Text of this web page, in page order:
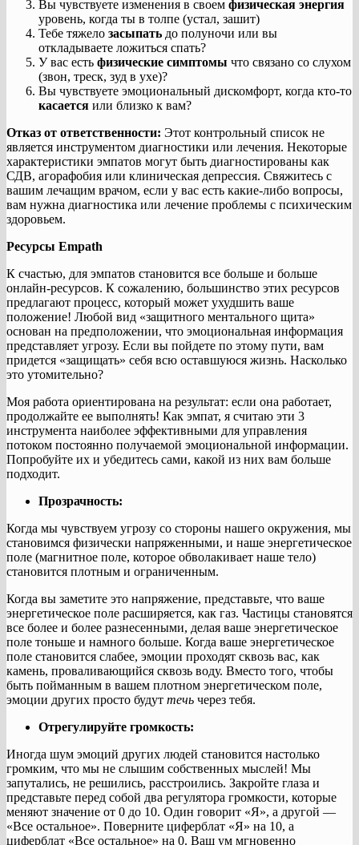
Вы чувствуете изменения в своем физическая энергия
уровень, когда ты в толпе (устал, зашит)
Тебе тяжело засыпать до полуночи или вы
откладываете ложиться спать?
У вас есть физические симптомы что связано со слухом
(звон, треск, зуд в ухе)?
Вы чувствуете эмоциональный дискомфорт, когда кто-то
касается или близко к вам?
Отказ от ответственности: Этот контрольный список не
является инструментом диагностики или лечения. Некоторые
характеристики эмпатов могут быть диагностированы как
СДВ, агорафобия или клиническая депрессия. Свяжитесь с
вашим лечащим врачом, если у вас есть какие-либо вопросы,
вам нужна диагностика или лечение проблемы с психическим
здоровьем.
Ресурсы Empath
К счастью, для эмпатов становится все больше и больше
онлайн-ресурсов. К сожалению, большинство этих ресурсов
предлагают процесс, который может ухудшить ваше
положение! Любой вид «защитного ментального щита»
основан на предположении, что эмоциональная информация
представляет угрозу. Если вы пойдете по этому пути, вам
придется «защищать» себя всю оставшуюся жизнь. Насколько
это утомительно?
Моя работа ориентирована на результат: если она работает,
продолжайте ее выполнять! Как эмпат, я считаю эти 3
инструмента наиболее эффективными для управления
потоком постоянно получаемой эмоциональной информации.
Попробуйте их и убедитесь сами, какой из них вам больше
подходит.
Прозрачность:
Когда мы чувствуем угрозу со стороны нашего окружения, мы
становимся физически напряженными, и наше энергетическое
поле (магнитное поле, которое обволакивает наше тело)
становится плотным и ограниченным.
Когда вы заметите это напряжение, представьте, что ваше
энергетическое поле расширяется, как газ. Частицы становятся
все более и более разнесенными, делая ваше энергетическое
поле тоньше и намного больше. Когда ваше энергетическое
поле становится слабее, эмоции проходят сквозь вас, как
камень, проваливающийся сквозь воду. Вместо того, чтобы
быть пойманным в вашем плотном энергетическом поле,
эмоции других просто будут течь через тебя.
Отрегулируйте громкость:
Иногда шум эмоций других людей становится настолько
громким, что мы не слышим собственных мыслей! Мы
запутались, не решились, расстроились. Закройте глаза и
представьте перед собой два регулятора громкости, которые
меняют значение от 0 до 10. Один говорит «Я», а другой —
«Все остальное». Поверните циферблат «Я» на 10, а
циферблат «Все остальное» на 0. Ваш ум мгновенно